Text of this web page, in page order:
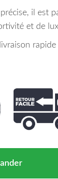
il est
et de